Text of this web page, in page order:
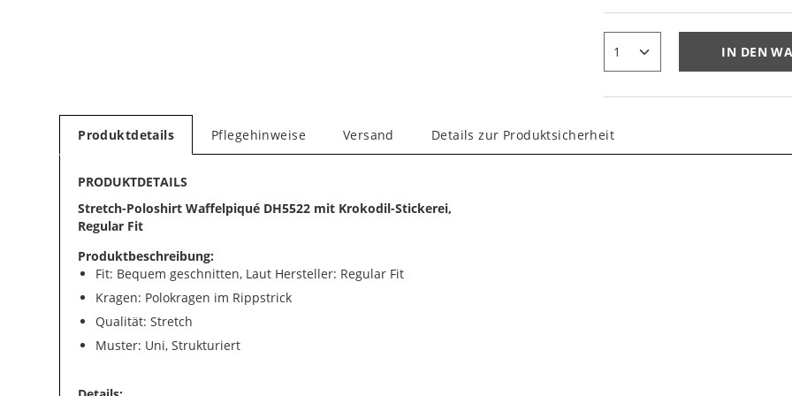
IN DEN
Produktdetails Pflegehinweise Versand Details zur Produktsicherheit
PRODUKTDETAILS
Stretch-Poloshirt Waffelpiqué DH5522 mit Krokodil-Stickerei,
Regular Fit
Produktbeschreibung:
Fit: Bequem geschnitten, Laut Hersteller: Regular Fit
Kragen: Polokragen im Rippstrick
Qualität: Stretch
Muster: Uni, Strukturiert